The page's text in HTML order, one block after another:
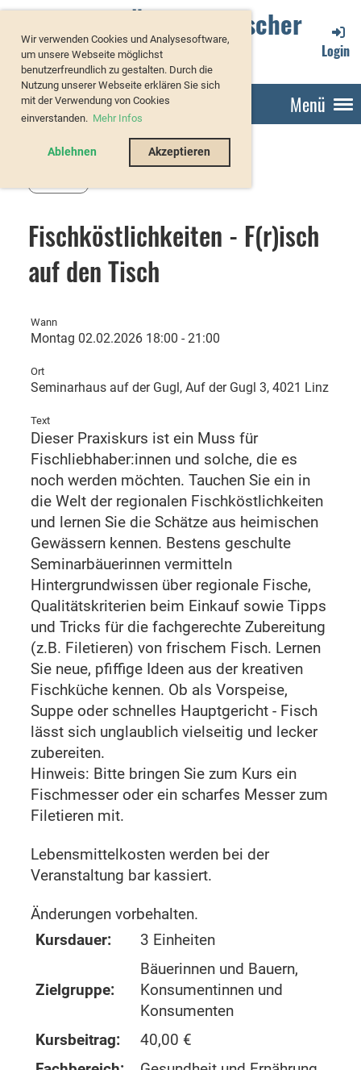
Wir verwenden Cookies und Analysesoftware,
um unsere Webseite möglichst
benutzerfreundlich zu gestalten. Durch die
Nutzung unserer Webseite erklären Sie sich
mit der Verwendung von Cookies
einverstanden. Mehr Infos
Ablehnen Akzeptieren
Verband Österreichischer
Forellenzüchter
Login
Menü
Fischköstlichkeiten - F(r)isch
auf den Tisch
Wann
Montag 02.02.2026 18:00 - 21:00
Ort
Seminarhaus auf der Gugl, Auf der Gugl 3, 4021 Linz
Text
Dieser Praxiskurs ist ein Muss für
Fischliebhaber:innen und solche, die es
noch werden möchten. Tauchen Sie ein in
die Welt der regionalen Fischköstlichkeiten
und lernen Sie die Schätze aus heimischen
Gewässern kennen. Bestens geschulte
Seminarbäuerinnen vermitteln
Hintergrundwissen über regionale Fische,
Qualitätskriterien beim Einkauf sowie Tipps
und Tricks für die fachgerechte Zubereitung
(z.B. Filetieren) von frischem Fisch. Lernen
Sie neue, pfiffige Ideen aus der kreativen
Fischküche kennen. Ob als Vorspeise,
Suppe oder schnelles Hauptgericht - Fisch
lässt sich unglaublich vielseitig und lecker
zubereiten.
Hinweis: Bitte bringen Sie zum Kurs ein
Fischmesser oder ein scharfes Messer zum
Filetieren mit.
Lebensmittelkosten werden bei der
Veranstaltung bar kassiert.
Änderungen vorbehalten.
Kursdauer:
3 Einheiten
Zielgruppe:
Bäuerinnen und Bauern,
Konsumentinnen und
Konsumenten
Kursbeitrag:
40,00 €